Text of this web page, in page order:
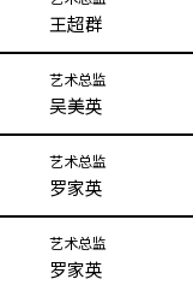
王超群
艺术总监
吴美英
艺术总监
罗家英
艺术总监
罗家英